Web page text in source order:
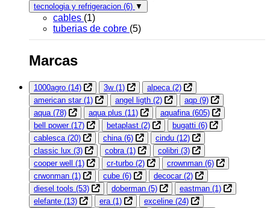
tecnologia y refrigeracion (6) ▼
cables (1)
tuberias de cobre (5)
Marcas
1000agro (14) 3w (1) alpeca (2)
american star (1) angel ligth (2) aqp (9)
aqua (78) aqua plus (11) aquafina (605)
bell power (17) betaplast (2) bugatti (6)
cablesca (20) china (6) cindu (12)
classic lux (3) cobra (1) colibri (3)
cooper well (1) cr-turbo (2) crownman (6)
crwonman (1) cube (6) decocar (2)
diesel tools (53) doberman (5) eastman (1)
elefante (13) era (1) exceline (24)